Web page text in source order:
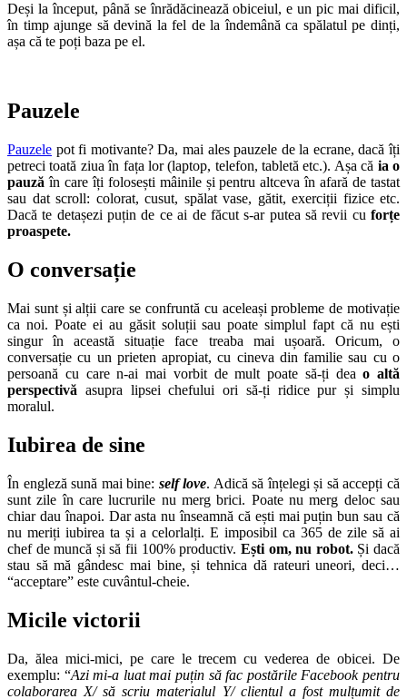
Deși la început, până se înrădăcinează obiceiul, e un pic mai dificil,
în timp ajunge să devină la fel de la îndemână ca spălatul pe dinți,
așa că te poți baza pe el.
Pauzele
Pauzele pot fi motivante? Da, mai ales pauzele de la ecrane, dacă îți
petreci toată ziua în fața lor (laptop, telefon, tabletă etc.). Așa că ia o
pauză în care îți folosești mâinile și pentru altceva în afară de tastat
sau dat scroll: colorat, cusut, spălat vase, gătit, exerciții fizice etc.
Dacă te detașezi puțin de ce ai de făcut s-ar putea să revii cu forțe
proaspete.
O conversație
Mai sunt și alții care se confruntă cu aceleași probleme de motivație
ca noi. Poate ei au găsit soluții sau poate simplul fapt că nu ești
singur în această situație face treaba mai ușoară. Oricum, o
conversație cu un prieten apropiat, cu cineva din familie sau cu o
persoană cu care n-ai mai vorbit de mult poate să-ți deao altă
perspectivă asupra lipsei chefului ori să-ți ridice pur și simplu
moralul.
Iubirea de sine
În engleză sună mai bine: self love. Adică să înțelegi și să accepți că
sunt zile în care lucrurile nu merg brici. Poate nu merg deloc sau
chiar dau înapoi. Dar asta nu înseamnă că ești mai puțin bun sau că
nu meriți iubirea ta și a celorlalți. E imposibil ca 365 de zile să ai
chef de muncă și să fii 100% productiv. Ești om, nu robot.Și dacă
stau să mă gândesc mai bine, și tehnica dă rateuri uneori, deci…
“acceptare” este cuvântul-cheie.
Micile victorii
Da, ălea mici-mici, pe care le trecem cu vederea de obicei. De
exemplu: “Azi mi-a luat mai puțin să fac postările Facebook pentru
colaborarea X/ să scriu materialul Y/ clientul a fost mulțumit de